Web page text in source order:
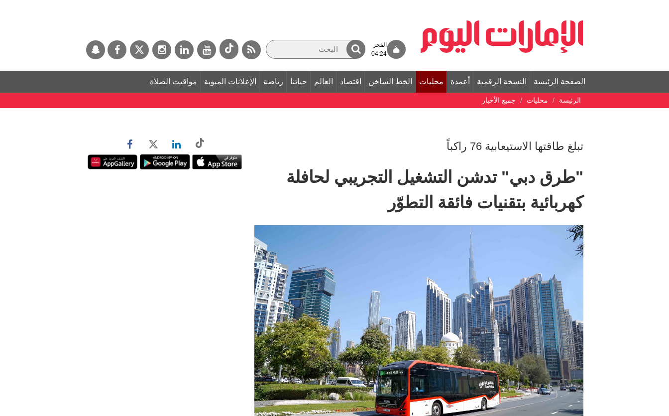
الفجر
04:24
الصفحة الرئيسة النسخة الرقمية أعمدة محليات الخط الساخن اقتصاد العالم حياتنا رياضة الإعلانات المبوبة مواقيت الصلاة
الرئيسة محليات جميع الأخبار
تبلغ طاقتها الاستيعابية 76 راكباً
"طرق دبي" تدشن التشغيل التجريبي لحافلة
كهربائية بتقنيات فائقة التطوّر